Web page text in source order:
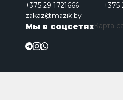
+375 29 1721666
+375
zakaz@mazik.by
Мы в соцсетяхКарта